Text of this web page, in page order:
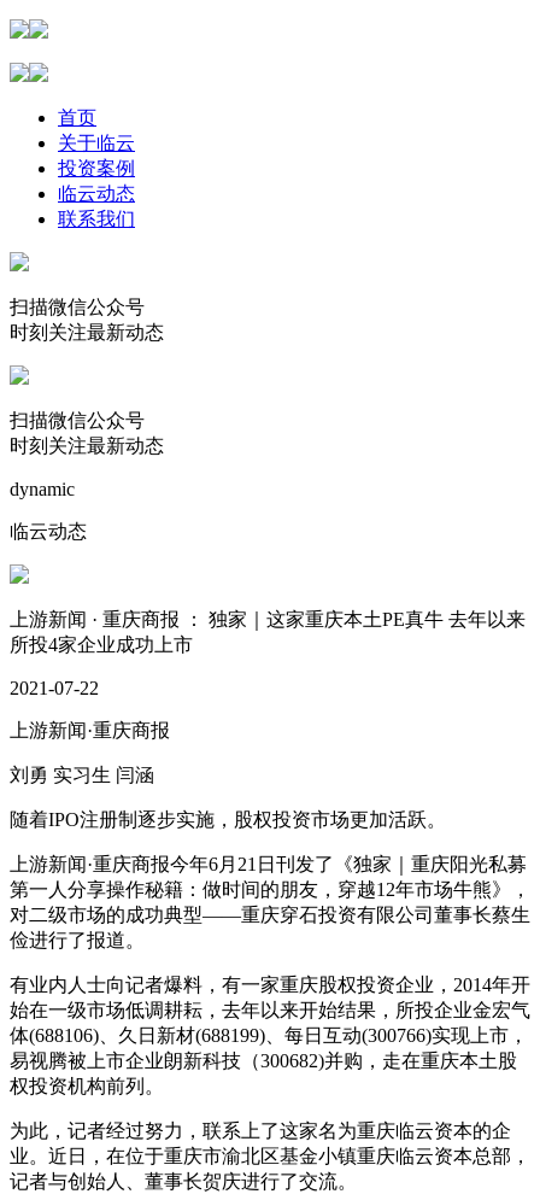
首页
关于临云
投资案例
临云动态
联系我们
扫描微信公众号
时刻关注最新动态
扫描微信公众号
时刻关注最新动态
dynamic
临云动态
上游新闻 · 重庆商报 ： 独家｜这家重庆本土PE真牛 去年以来
所投4家企业成功上市
2021-07-22
上游新闻·重庆商报
刘勇 实习生 闫涵
随着IPO注册制逐步实施，股权投资市场更加活跃。
上游新闻·重庆商报今年6月21日刊发了《独家｜重庆阳光私募
第一人分享操作秘籍：做时间的朋友，穿越12年市场牛熊》，
对二级市场的成功典型——重庆穿石投资有限公司董事长蔡生
俭进行了报道。
有业内人士向记者爆料，有一家重庆股权投资企业，2014年开
始在一级市场低调耕耘，去年以来开始结果，所投企业金宏气
体(688106)、久日新材(688199)、每日互动(300766)实现上市，
易视腾被上市企业朗新科技（300682)并购，走在重庆本土股
权投资机构前列。
为此，记者经过努力，联系上了这家名为重庆临云资本的企
业。近日，在位于重庆市渝北区基金小镇重庆临云资本总部，
记者与创始人、董事长贺庆进行了交流。